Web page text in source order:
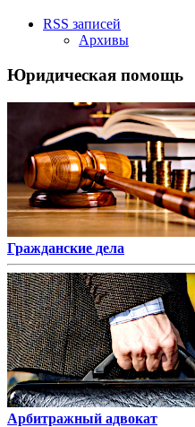
RSS записей
Архивы
Юридическая помощь
Гражданские дела
Арбитражный адвокат